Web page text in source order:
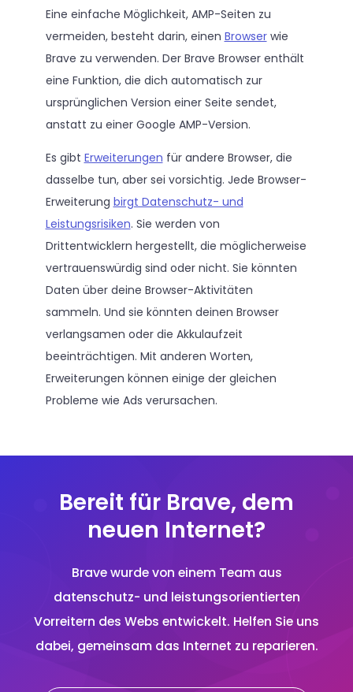
Eine einfache Möglichkeit, AMP-Seiten zu
vermeiden, besteht darin, einen Browserwie
Brave zu verwenden. Der Brave Browser enthält
eine Funktion, die dich automatisch zur
ursprünglichen Version einer Seite sendet,
anstatt zu einer Google AMP-Version.
Es gibt Erweiterungen für andere Browser, die
dasselbe tun, aber sei vorsichtig. Jede Browser-
Erweiterung birgt Datenschutz- und
Leistungsrisiken. Sie werden von
Drittentwicklern hergestellt, die möglicherweise
vertrauenswürdig sind oder nicht. Sie könnten
Daten über deine Browser-Aktivitäten
sammeln. Und sie könnten deinen Browser
verlangsamen oder die Akkulaufzeit
beeinträchtigen. Mit anderen Worten,
Erweiterungen können einige der gleichen
Probleme wie Ads verursachen.
Bereit für Brave, dem
neuen Internet?
Brave wurde von einem Team aus
datenschutz- und leistungsorientierten
Vorreitern des Webs entwickelt. Helfen Sie uns
dabei, gemeinsam das Internet zu reparieren.